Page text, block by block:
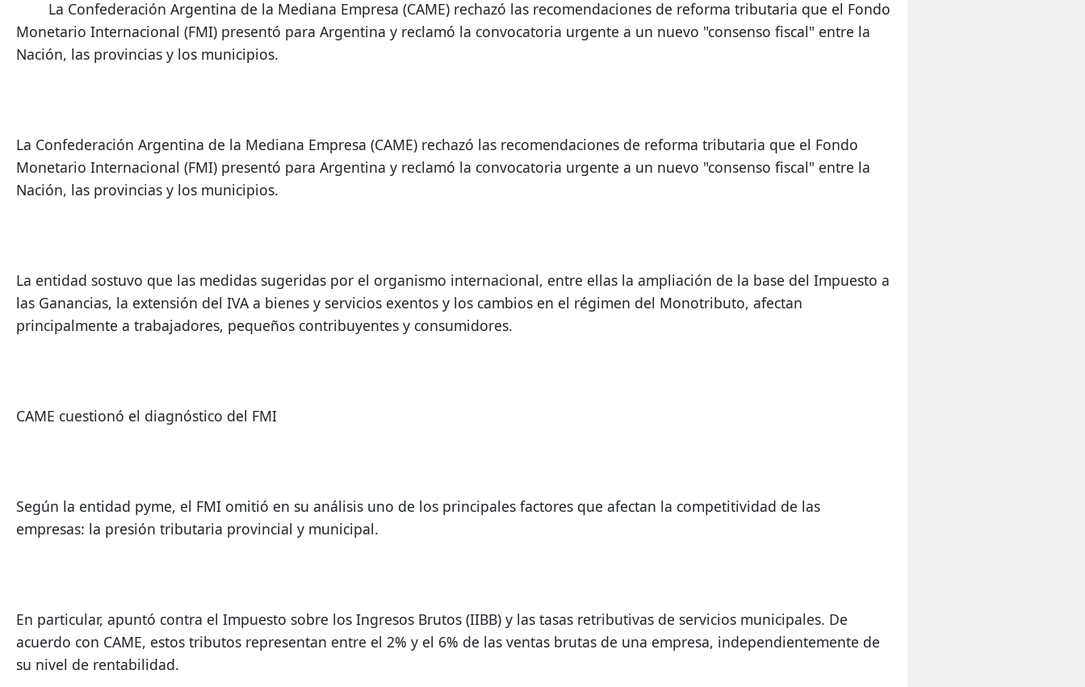
Monetario Internacional (FMI) presentó para Argentina y reclamó la convocatoria urgente a un nuevo "consenso fiscal" entre la
Nación, las provincias y los municipios.
La Confederación Argentina de la Mediana Empresa (CAME) rechazó las recomendaciones de reforma tributaria que el Fondo
Monetario Internacional (FMI) presentó para Argentina y reclamó la convocatoria urgente a un nuevo "consenso fiscal" entre la
Nación, las provincias y los municipios.
La entidad sostuvo que las medidas sugeridas por el organismo internacional, entre ellas la ampliación de la base del Impuesto a
las Ganancias, la extensión del IVA a bienes y servicios exentos y los cambios en el régimen del Monotributo, afectan
principalmente a trabajadores, pequeños contribuyentes y consumidores.
CAME cuestionó el diagnóstico del FMI
Según la entidad pyme, el FMI omitió en su análisis uno de los principales factores que afectan la competitividad de las
empresas: la presión tributaria provincial y municipal.
En particular, apuntó contra el Impuesto sobre los Ingresos Brutos (IIBB) y las tasas retributivas de servicios municipales. De
acuerdo con CAME, estos tributos representan entre el 2% y el 6% de las ventas brutas de una empresa, independientemente de
su nivel de rentabilidad.